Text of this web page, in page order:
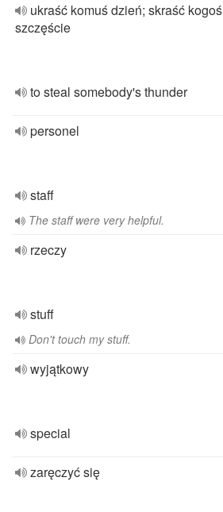
ukraść komuś dzień; skraść kogoś
szczęście
to steal somebody's thunder
personel
staff
The staff were very helpful.
rzeczy
stuff
Don't touch my stuff.
wyjątkowy
special
zaręczyć się